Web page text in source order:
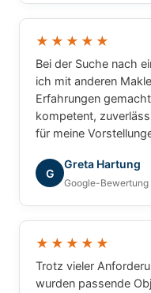
★★★★★
Bei der Suche nach
ich mit anderen
Erfahrungen
kompetent,
für meine
G
Greta Hartung
Google-Bewertung
★★★★★
Trotz vieler
wurden passende